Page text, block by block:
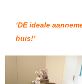
‘DE ideale
huis!’